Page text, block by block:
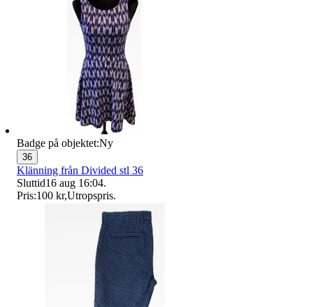
Badge på objektet:Ny
36
Klänning från Divided stl 36
Sluttid16 aug 16:04.
Pris:100 kr,Utropspris.